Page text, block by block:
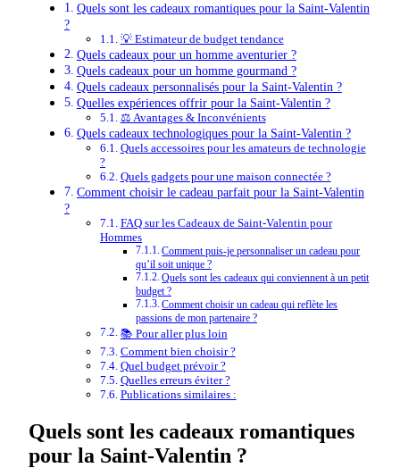
Quels sont les cadeaux romantiques pour la Saint-Valentin
?
💡 Estimateur de budget tendance
Quels cadeaux pour un homme aventurier ?
Quels cadeaux pour un homme gourmand ?
Quels cadeaux personnalisés pour la Saint-Valentin ?
Quelles expériences offrir pour la Saint-Valentin ?
⚖️ Avantages & Inconvénients
Quels cadeaux technologiques pour la Saint-Valentin ?
Quels accessoires pour les amateurs de technologie
?
Quels gadgets pour une maison connectée ?
Comment choisir le cadeau parfait pour la Saint-Valentin
?
FAQ sur les Cadeaux de Saint-Valentin pour
Hommes
Comment puis-je personnaliser un cadeau pour
qu’il soit unique ?
Quels sont les cadeaux qui conviennent à un petit
budget ?
Comment choisir un cadeau qui reflète les
passions de mon partenaire ?
📚 Pour aller plus loin
Comment bien choisir ?
Quel budget prévoir ?
Quelles erreurs éviter ?
Publications similaires :
Quels sont les cadeaux romantiques
pour la Saint-Valentin ?